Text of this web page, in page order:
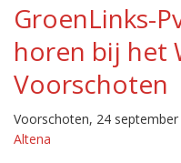
GroenLinks-
horen bij het
Voorschoten
Voorschoten, 24
Altena